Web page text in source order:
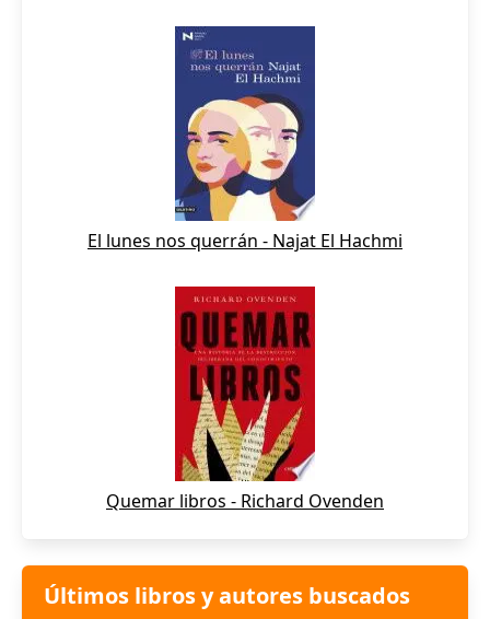
El lunes nos querrán - Najat El Hachmi
Quemar libros - Richard Ovenden
Últimos libros y autores buscados